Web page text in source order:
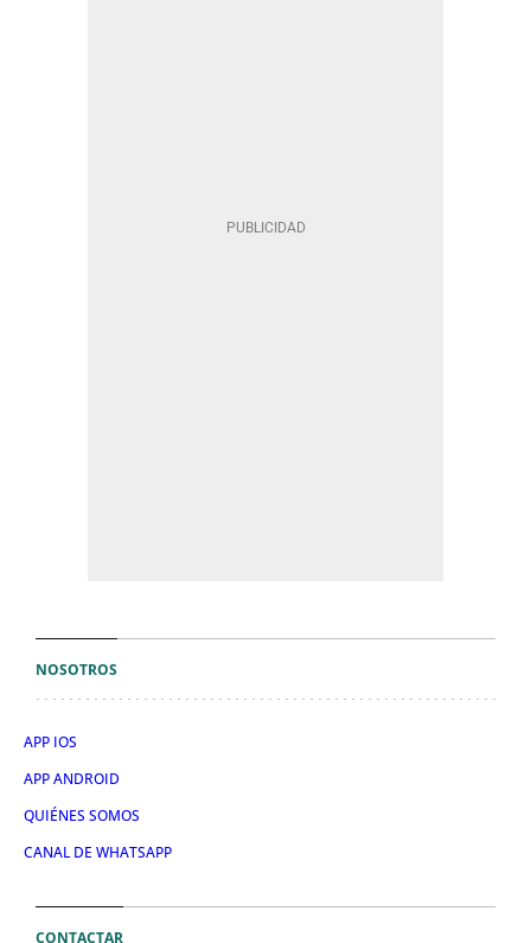
NOSOTROS
APP IOS
APP ANDROID
QUIÉNES SOMOS
CANAL DE WHATSAPP
CONTACTAR